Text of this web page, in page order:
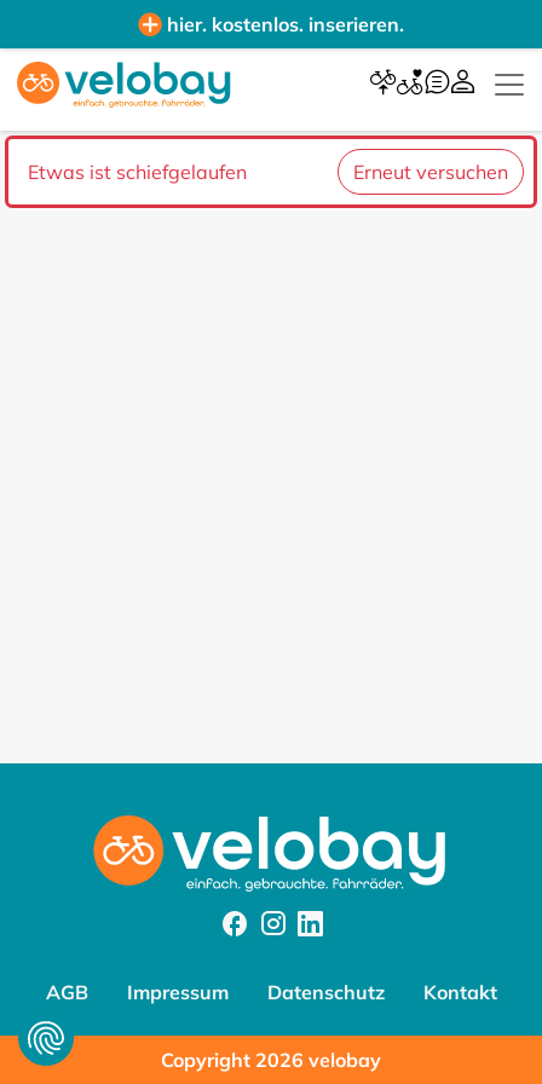
hier. kostenlos. inserieren.
Etwas ist schiefgelaufen Erneut versuchen
FacebookInstagram
AGB Impressum Datenschutz Kontakt
Copyright 2026 velobay